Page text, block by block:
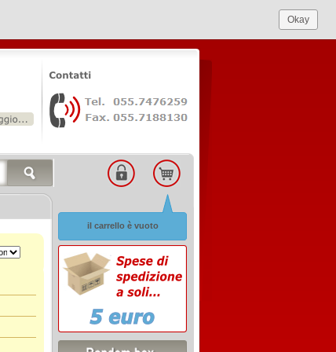
Okay
il carrello è vuoto